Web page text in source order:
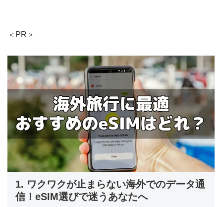
＜PR＞
1. ワクワクが止まらない海外でのデータ通
信！eSIM選びで迷うあなたへ